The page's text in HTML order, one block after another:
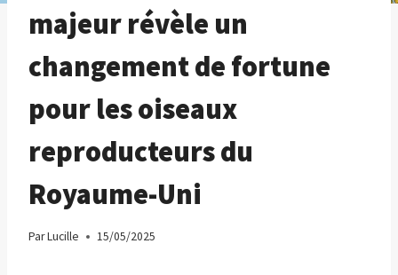
majeur révèle un
changement de fortune
pour les oiseaux
reproducteurs du
Royaume-Uni
ParLucille 15/05/2025